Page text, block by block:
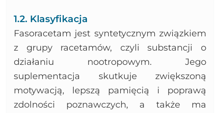
1.2. Klasyfikacja
Fasoracetam jest syntetycznym związkiem
z grupy racetamów, czyli substancji o
działaniu nootropowym. Jego
suplementacja skutkuje zwiększoną
motywacją, lepszą pamięcią i poprawą
zdolności poznawczych, a także ma